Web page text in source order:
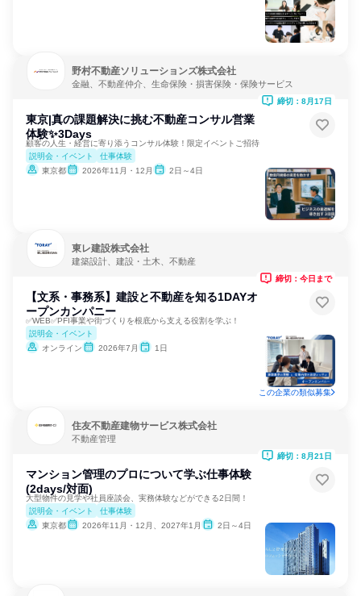
野村不動産ソリューションズ株式会社
金融、不動産仲介、生命保険・損害保険・保険サービス
東京|真の課題解決に挑む不動産コンサル営業
体験✨️3Days
顧客の人生・経営に寄り添うコンサル体験！限定イベントご招待
説明会・イベント
仕事体験
東京都
2026年11月・12月 2日～4日
締切：8月17日
東レ建設株式会社
建築設計、建設・土木、不動産
【文系・事務系】建設と不動産を知る1DAYオ
ープンカンパニー
✅WEB✅PFI事業や街づくりを根底から支える役割を学ぶ！
説明会・イベント
オンライン
2026年7月 1日
締切：今日まで
この企業の類似募集
住友不動産建物サービス株式会社
不動産管理
マンション管理のプロについて学ぶ仕事体験
(2days/対面)
大型物件の見学や社員座談会、実務体験などができる2日間！
説明会・イベント
仕事体験
東京都
2026年11月・12月、2027年1月 2日～4日
締切：8月21日